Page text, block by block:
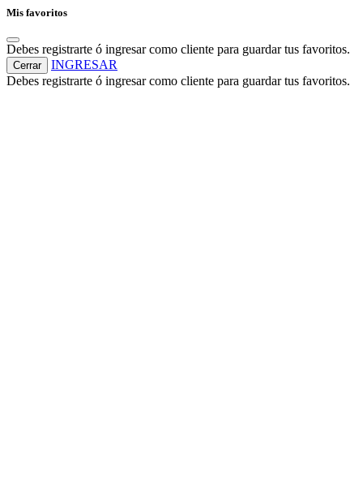
Mis favoritos
Debes registrarte ó ingresar como cliente para guardar tus favoritos.
Cerrar
INGRESAR
Debes registrarte ó ingresar como cliente para guardar tus favoritos.